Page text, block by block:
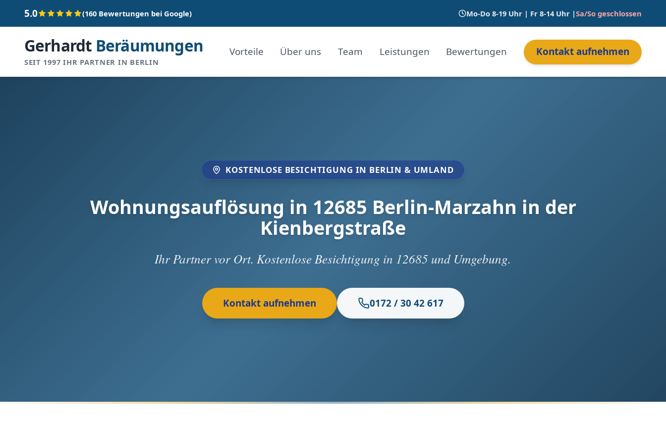
5.0 (160 Bewertungen bei Google) Mo-Do 8-19 Uhr | Fr 8-14 Uhr |Sa/So geschlossen
Gerhardt Beräumungen
SEIT 1997 IHR PARTNER IN BERLIN
Vorteile Über uns Team Leistungen Bewertungen Kontakt aufnehmen
KOSTENLOSE BESICHTIGUNG IN BERLIN & UMLAND
Wohnungsauflösung in 12685 Berlin-Marzahn in der
Kienbergstraße
Ihr Partner vor Ort. Kostenlose Besichtigung in 12685 und Umgebung.
Kontakt aufnehmen 0172 / 30 42 617